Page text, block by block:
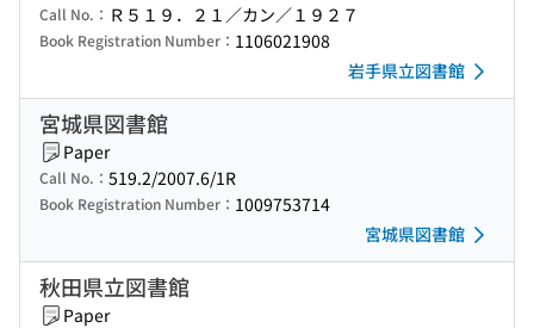
Call No.： Ｒ５１９．２１／カン／１９２７
Book Registration Number： 1106021908
岩手県立図書館
宮城県図書館
Paper
Call No.： 519.2/2007.6/1R
Book Registration Number： 1009753714
宮城県図書館
秋田県立図書館
Paper